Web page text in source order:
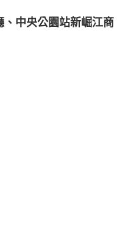
、中央公園站新崛江商